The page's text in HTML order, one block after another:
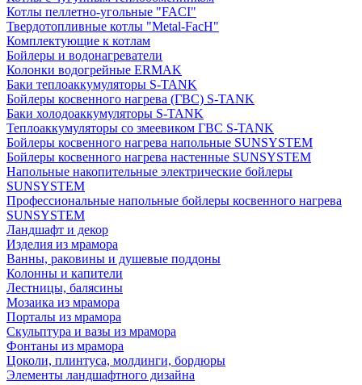
Котлы пеллетно-угольные "FACI"
Твердотопливные котлы "Metal-FacH"
Комплектующие к котлам
Бойлеры и водонагреватели
Колонки водогрейные ERMAK
Баки теплоаккумуляторы S-TANK
Бойлеры косвенного нагрева (ГВС) S-TANK
Баки холодоаккумуляторы S-TANK
Теплоаккумуляторы со змеевиком ГВС S-TANK
Бойлеры косвенного нагрева напольные SUNSYSTEM
Бойлеры косвенного нагрева настенные SUNSYSTEM
Напольные накопительные электрические бойлеры
SUNSYSTEM
Профессиональные напольные бойлеры косвенного нагрева
SUNSYSTEM
Ландшафт и декор
Изделия из мрамора
Ванны, раковины и душевые поддоны
Колонны и капители
Лестницы, балясины
Мозаика из мрамора
Порталы из мрамора
Скульптура и вазы из мрамора
Фонтаны из мрамора
Цоколи, плинтуса, молдинги, бордюры
Элементы ландшафтного дизайна